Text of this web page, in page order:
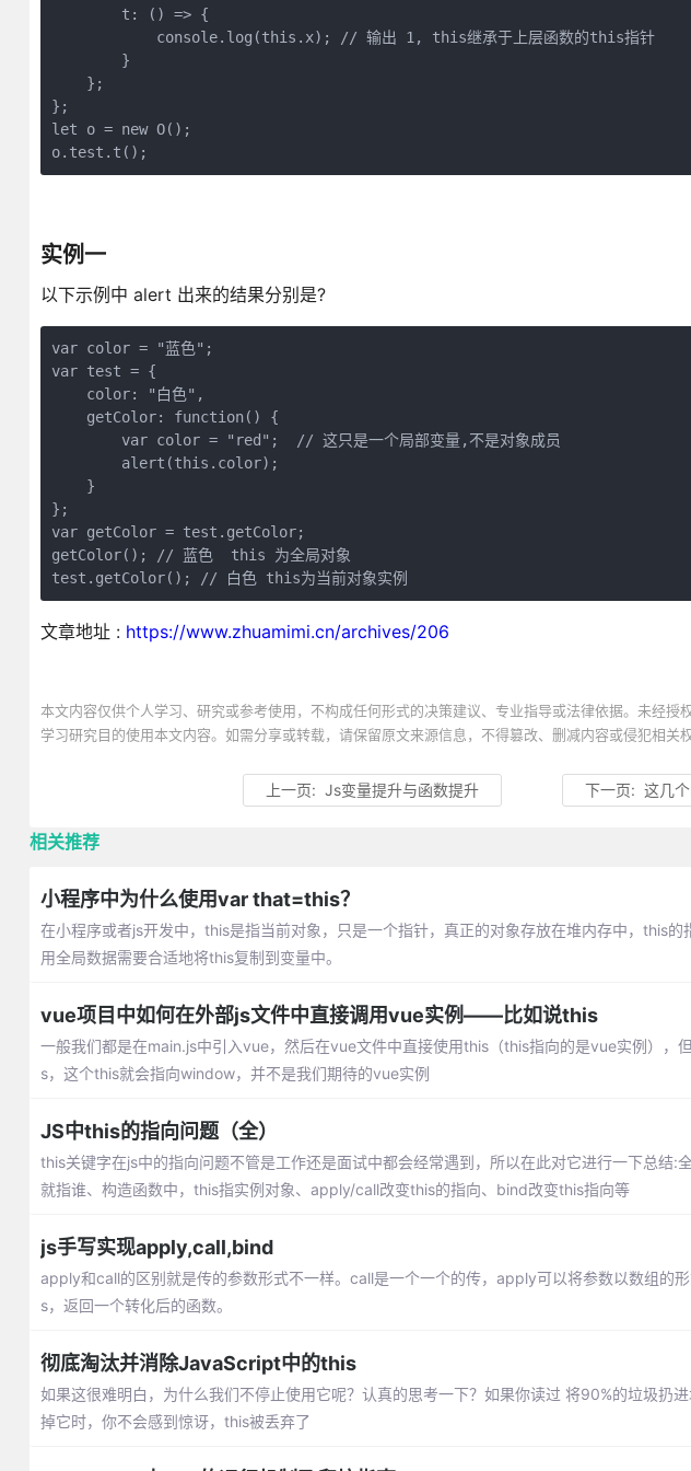
        t: () => {
            console.log(this.x); // 输出 1, this继承于上层函数的this指针
        }
    };
};
let o = new O();
o.test.t();
实例一
以下示例中 alert 出来的结果分别是?
var color = "蓝色";
var test = {
    color: "白色",
    getColor: function() {
        var color = "red";  // 这只是一个局部变量,不是对象成员
        alert(this.color);
    }
};
var getColor = test.getColor;
getColor(); // 蓝色  this 为全局对象
test.getColor(); // 白色 this为当前对象实例
文章地址 : https://www.zhuamimi.cn/archives/206
本文内容仅供个人学习、研究或参考使用，不构成任何形式的决策建议、专业指导或法律依据。未经
学习研究目的使用本文内容。如需分享或转载，请保留原文来源信息，不得篡改、删减内容或侵犯相关
上一页: Js变量提升与函数提升 下一页: 这几
相关推荐
小程序中为什么使用var that=this？
在小程序或者js开发中，this是指当前对象，只是一个指针，真正的对象存放在堆内存中，this
用全局数据需要合适地将this复制到变量中。
vue项目中如何在外部js文件中直接调用vue实例——比如说this
一般我们都是在main.js中引入vue，然后在vue文件中直接使用this（this指向的是vue实例），
s，这个this就会指向window，并不是我们期待的vue实例
JS中this的指向问题（全）
this关键字在js中的指向问题不管是工作还是面试中都会经常遇到，所以在此对它进行一下总结
就指谁、构造函数中，this指实例对象、apply/call改变this的指向、bind改变this指向等
js手写实现apply,call,bind
apply和call的区别就是传的参数形式不一样。call是一个一个的传，apply可以将参数以数组的
s，返回一个转化后的函数。
彻底淘汰并消除JavaScript中的this
如果这很难明白，为什么我们不停止使用它呢？认真的思考一下？如果你读过 将90%的垃圾扔
掉它时，你不会感到惊讶，this被丢弃了